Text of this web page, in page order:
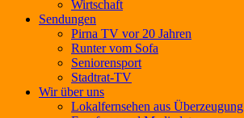
Wirtschaft
Sendungen
Pirna TV vor 20 Jahren
Runter vom Sofa
Seniorensport
Stadtrat-TV
Wir über uns
Lokalfernsehen aus Überzeugung